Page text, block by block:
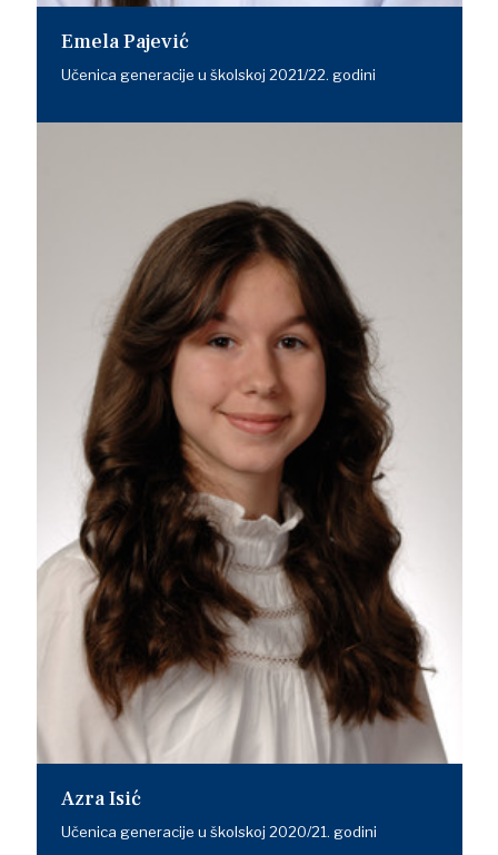
Emela Pajević
Učenica generacije u školskoj 2021/22. godini
Azra Isić
Učenica generacije u školskoj 2020/21. godini